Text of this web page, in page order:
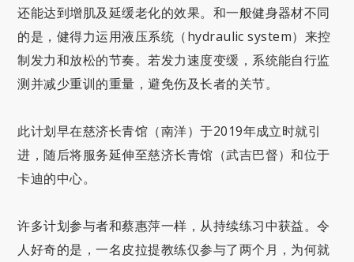
还能达到增肌及延缓老化的效果。和一般健身器材不同
的是，健得力运用液压系统（hydraulic system）来控
制发力和放松的节奏。若发力速度变缓，系统能自行监
测并减少重训的重量，避免伤及长者的关节。
此计划早在慈济长青馆（南洋）于2019年成立时就引
进，随后将服务延伸至慈济长青馆（武吉巴督）和位于
卡迪的中心。
许多计划参与者和蔡惠萍一样，从持续练习中获益。令
人好奇的是，一名皮拉提教练仅参与了两个月，为何就